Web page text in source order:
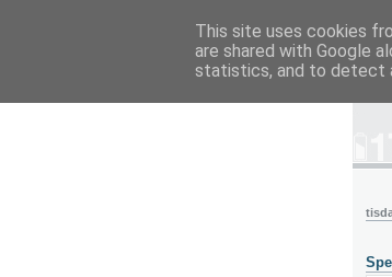
This site uses cookies
are shared with Google
statistics, and to detect